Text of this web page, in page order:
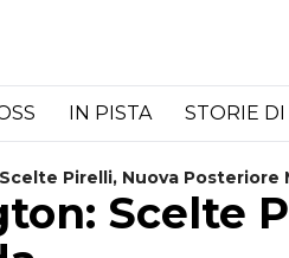
IN PISTA STORIE
Pirelli, Nuova Posteriore
Scelte